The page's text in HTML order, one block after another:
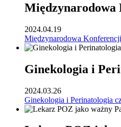
Międzynarodowa
2024.04.19
Międzynarodowa
Ginekologia i
2024.03.26
Ginekologia i Perinatologia